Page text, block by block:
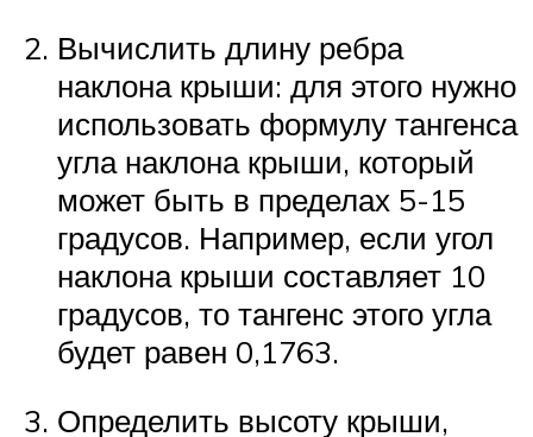
Вычислить длину ребра
наклона крыши: для этого нужно
использовать формулу тангенса
угла наклона крыши, который
может быть в пределах 5-15
градусов. Например, если угол
наклона крыши составляет 10
градусов, то тангенс этого угла
будет равен 0,1763.
Определить высоту крыши,